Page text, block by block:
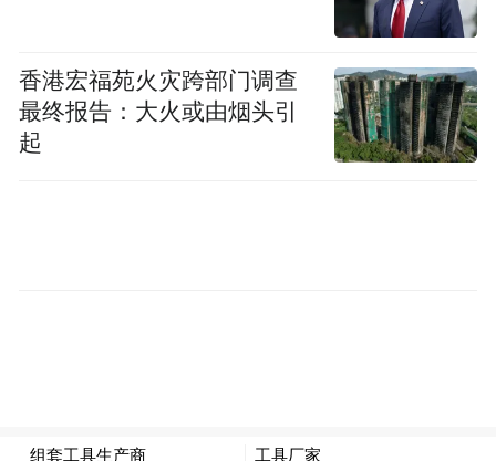
香港宏福苑火灾跨部门调查
最终报告：大火或由烟头引
起